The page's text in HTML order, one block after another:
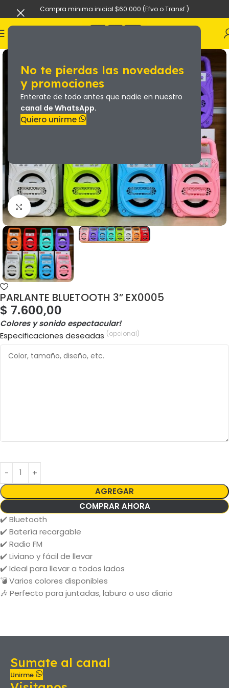
No te pierdas las novedades
y promociones
Enterate de todo antes que nadie en nuestro
canal de WhatsApp.
Quiero unirme
Compra minima inicial $60.000 (Efvo o Transf.)
PARLANTE BLUETOOTH 3” EX0005
$ 7.600,00
Colores y sonido espectacular!
Especificaciones deseadas (opcional)
AGREGAR
COMPRAR AHORA
✔️ Bluetooth
✔️ Batería recargable
✔️ Radio FM
✔️ Liviano y fácil de llevar
✔️ Ideal para llevar a todos lados
💣 Varios colores disponibles
🎶 Perfecto para juntadas, laburo o uso diario
Sumate al canal
Unirme